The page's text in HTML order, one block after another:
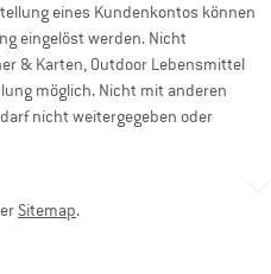
eines Kundenkontos können
eingelöst werden. Nicht
& Karten, Outdoor Lebensmittel
möglich. Nicht mit anderen
nicht weitergegeben oder
Sitemap.